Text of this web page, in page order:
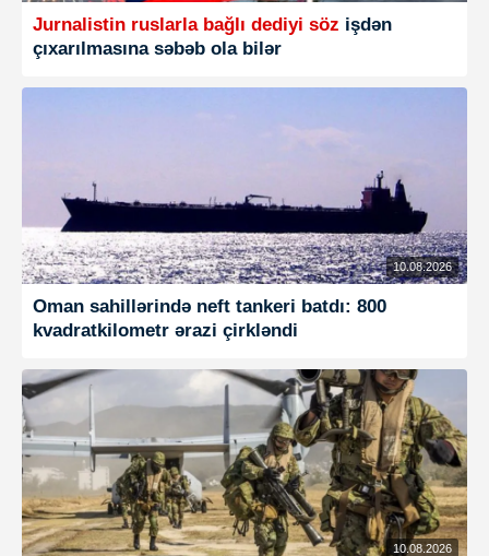
Jurnalistin ruslarla bağlı dediyi söz işdən
çıxarılmasına səbəb ola bilər
10.08.2026
Oman sahillərində neft tankeri batdı: 800
kvadratkilometr ərazi çirkləndi
10.08.2026